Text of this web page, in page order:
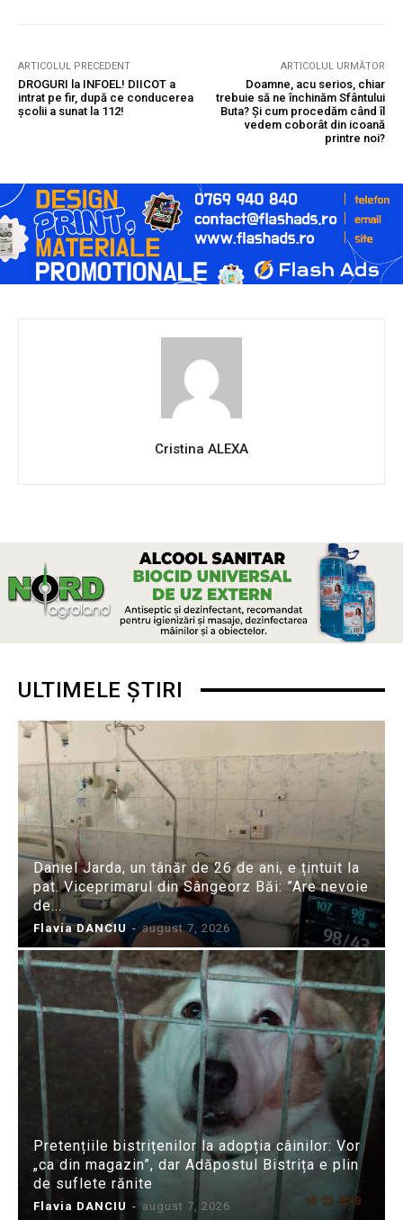
ARTICOLUL PRECEDENT
DROGURI la INFOEL! DIICOT a
intrat pe fir, după ce conducerea
școlii a sunat la 112!
ARTICOLUL URMĂTOR
Doamne, acu serios, chiar
trebuie să ne închinăm Sfântului
Buta? Și cum procedăm când îl
vedem coborât din icoană
printre noi?
Cristina ALEXA
ULTIMELE ȘTIRI
Daniel Jarda, un tânăr de 26 de ani, e țintuit la
pat. Viceprimarul din Sângeorz Băi: ”Are nevoie
de...
Flavia DANCIU - august 7, 2026
Pretențiile bistrițenilor la adopția câinilor: Vor
„ca din magazin”, dar Adăpostul Bistrița e plin
de suflete rănite
Flavia DANCIU - august 7, 2026